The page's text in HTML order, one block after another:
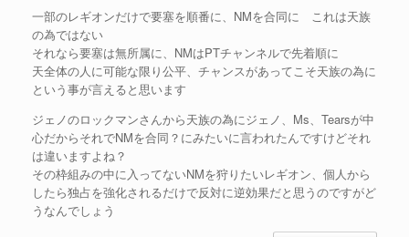
一部のレギオンだけで要塞を順番に、NMを合同に これは天族
の為ではない
それなら要塞は無所属に、NMはPTチャンネルで先着順に
天全体の人に可能な限り公平、チャンスがあってこそ天族の為に
という事が言えると思います
ジェノのロックマンさんから天族の為にジェノ、Ms、Tearsが中
心だからそれでNMを合同？にみたいに言われたんですけどそれ
は違いますよね？
その枠組みの中に入ってないNMを狩りたいレギオン、個人から
したら独占を強化されるだけで反対に逆効果だと思うのですがど
うなんでしょう